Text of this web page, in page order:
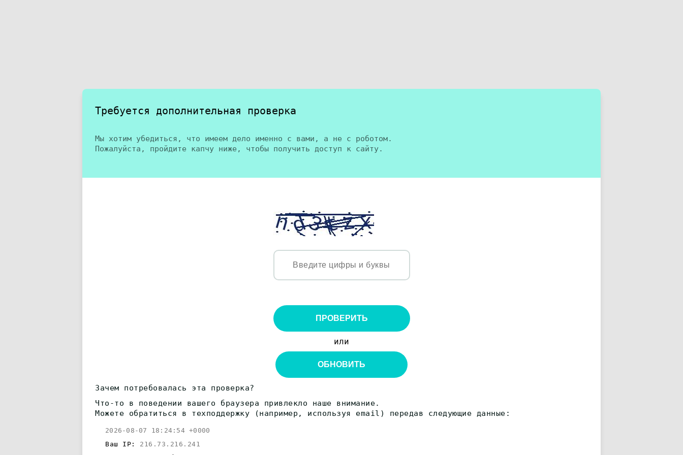
Требуется дополнительная проверка
Мы хотим убедиться, что имеем дело именно с вами, а не с роботом.
Пожалуйста, пройдите капчу ниже, чтобы получить доступ к сайту.
ПРОВЕРИТЬ
или
ОБНОВИТЬ
Зачем потребовалась эта проверка?
Что-то в поведении вашего браузера привлекло наше внимание.
Можете обратиться в техподдержку (например, используя email) передав следующие данные:
2026-08-07 18:24:54 +0000
Ваш IP: 216.73.216.241